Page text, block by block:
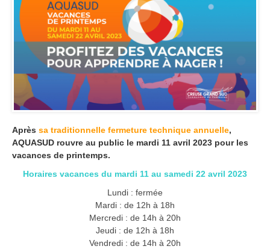
Après sa traditionnelle fermeture technique annuelle,
AQUASUD rouvre au public le mardi 11 avril 2023 pour les
vacances de printemps.
Horaires vacances du mardi 11 au samedi 22 avril 2023
Lundi : fermée
Mardi : de 12h à 18h
Mercredi : de 14h à 20h
Jeudi : de 12h à 18h
Vendredi : de 14h à 20h